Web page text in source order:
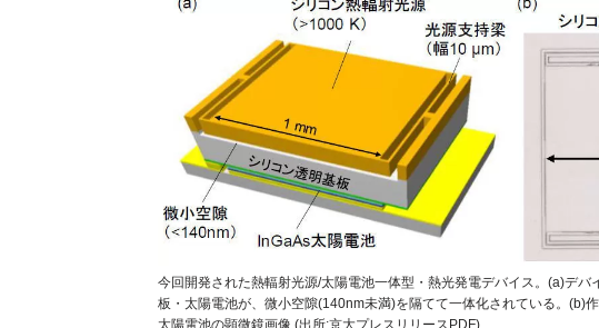
今回開発された熱輻射光源/太陽電池一体型・熱光発電デバイス。(a)デ
板・太陽電池が、微小空隙(140nm未満)を隔てて一体化されている。(b)
太陽電池の顕微鏡画像 (出所:京大プレスリリースPDF)